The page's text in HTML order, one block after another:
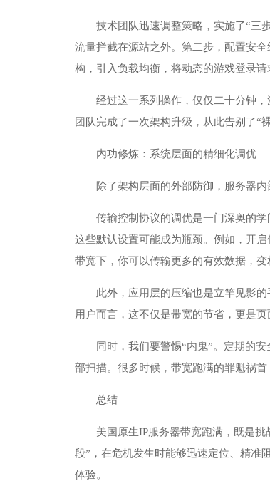
技术团队迅速调整策略，实施了“三
流量拦截在源站之外。第二步，配置安
构，引入负载均衡，将动态的游戏登录
经过这一系列操作，仅仅二十分钟
团队完成了一次架构升级，从此告别了“
内功修炼：系统层面的精细化调优
除了架构层面的外部防御，服务器
传输控制协议的调优是一门深奥的
这些默认设置可能成为瓶颈。例如，开
带宽下，你可以传输更多的有效数据，变
此外，应用层的压缩也是立竿见影
用户而言，这不仅是带宽的节省，更是
同时，我们要警惕“内鬼”。定期的
部扫描。很多时候，带宽跑满的罪魁祸
总结
美国原生IP服务器带宽跑满，既是
段”，在危机发生时能够迅速定位、精准
体验。